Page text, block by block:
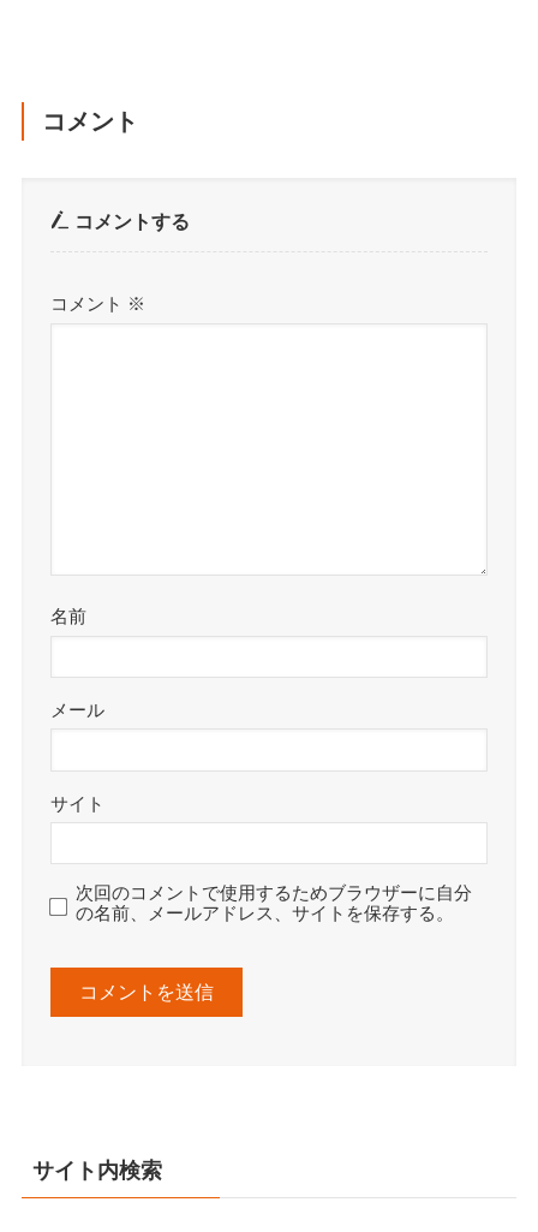
コメント
コメントする
コメント ※
名前
メール
サイト
次回のコメントで使用するためブラウザーに自分
の名前、メールアドレス、サイトを保存する。
サイト内検索